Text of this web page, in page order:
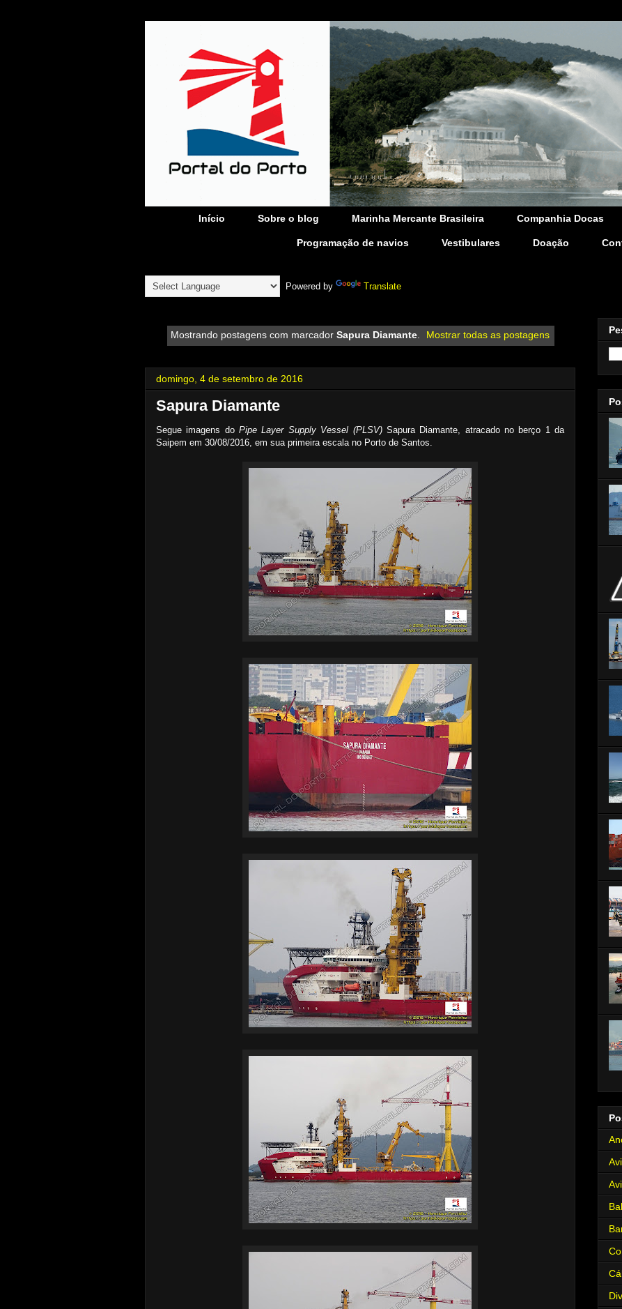
Início Sobre o blog Marinha Mercante Brasileira Companhia Docas
Programação de navios Vestibulares Doação
Powered by Translate
Mostrando postagens com marcador Sapura Diamante. Mostrar todas as postagens
domingo, 4 de setembro de 2016
Sapura Diamante
Segue imagens doPipe Layer Supply Vessel (PLSV)Sapura Diamante, atracado no berço 1 da
Saipem em 30/08/2016, em sua primeira escala no Porto de Santos.